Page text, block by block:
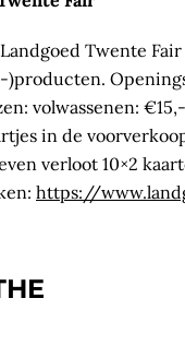
Twente
)producten.
volwassenen:
in de
verloot 10×2
https://